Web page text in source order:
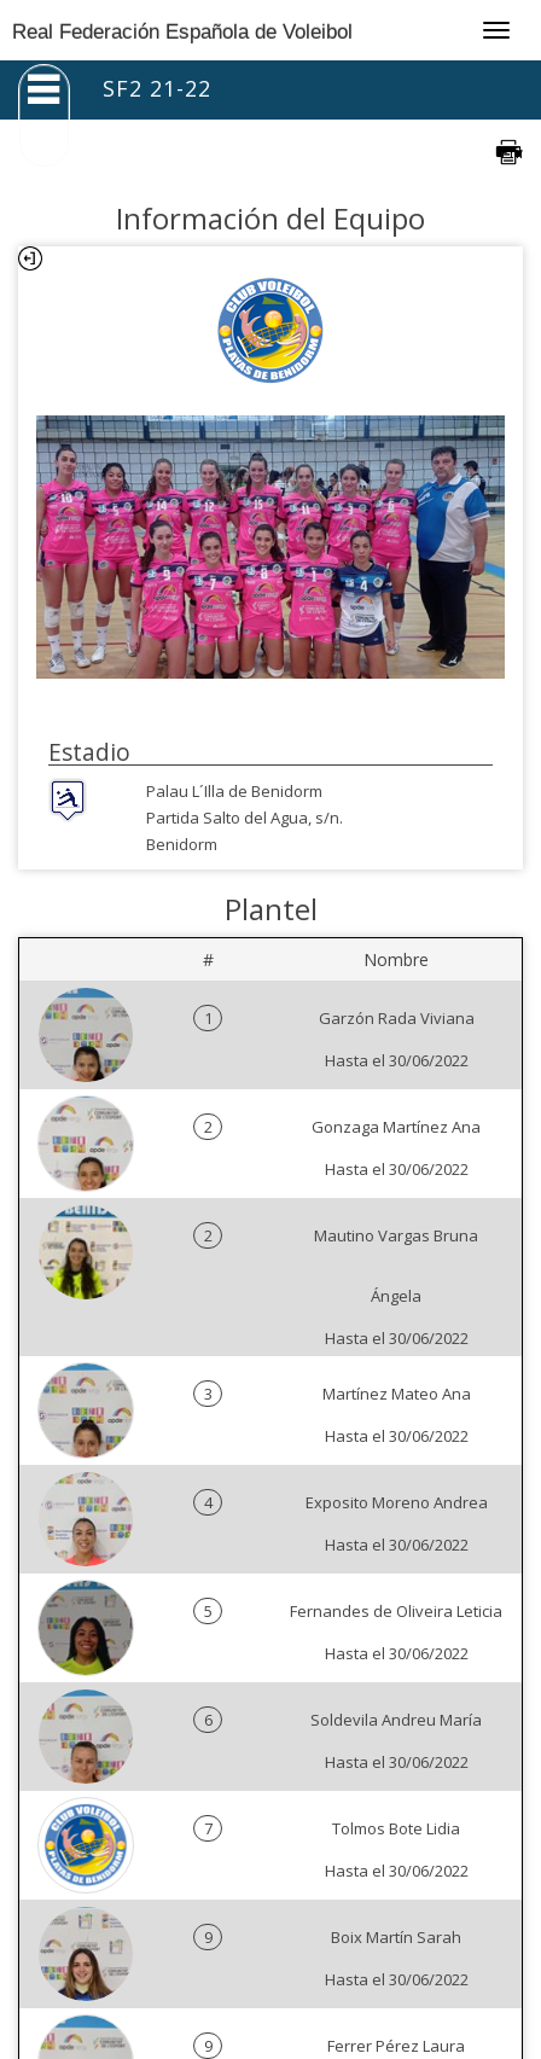
Real Federación Española de Voleibol
SF2 21-22
Información del Equipo
Estadio
Palau L´Illa de Benidorm
Partida Salto del Agua, s/n.
Benidorm
Plantel
# Nombre
1
Garzón Rada Viviana
Hasta el 30/06/2022
2
Gonzaga Martínez Ana
Hasta el 30/06/2022
2 Mautino Vargas Bruna
Ángela
Hasta el 30/06/2022
3
Martínez Mateo Ana
Hasta el 30/06/2022
4
Exposito Moreno Andrea
Hasta el 30/06/2022
5
Fernandes de Oliveira Leticia
Hasta el 30/06/2022
6
Soldevila Andreu María
Hasta el 30/06/2022
7
Tolmos Bote Lidia
Hasta el 30/06/2022
9
Boix Martín Sarah
Hasta el 30/06/2022
9
Ferrer Pérez Laura